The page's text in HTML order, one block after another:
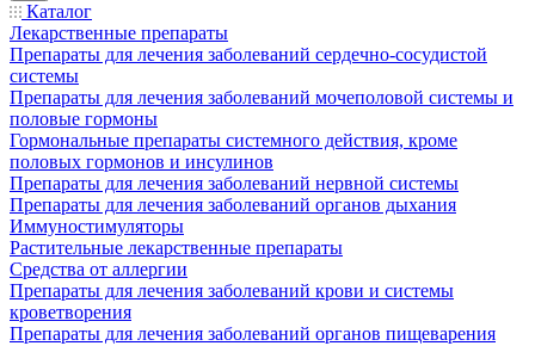
Каталог
Лекарственные препараты
Препараты для лечения заболеваний сердечно-сосудистой
системы
Препараты для лечения заболеваний мочеполовой системы и
половые гормоны
Гормональные препараты системного действия, кроме
половых гормонов и инсулинов
Препараты для лечения заболеваний нервной системы
Препараты для лечения заболеваний органов дыхания
Иммуностимуляторы
Растительные лекарственные препараты
Средства от аллергии
Препараты для лечения заболеваний крови и системы
кроветворения
Препараты для лечения заболеваний органов пищеварения